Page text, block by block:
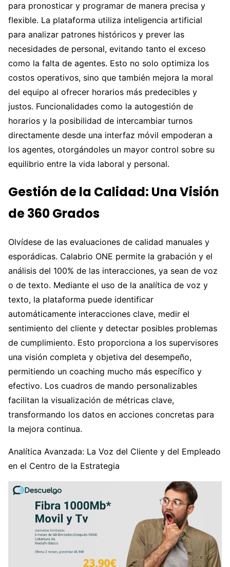
para pronosticar y programar de manera precisa y
flexible. La plataforma utiliza inteligencia artificial
para analizar patrones históricos y prever las
necesidades de personal, evitando tanto el exceso
como la falta de agentes. Esto no solo optimiza los
costos operativos, sino que también mejora la moral
del equipo al ofrecer horarios más predecibles y
justos. Funcionalidades como la autogestión de
horarios y la posibilidad de intercambiar turnos
directamente desde una interfaz móvil empoderan a
los agentes, otorgándoles un mayor control sobre su
equilibrio entre la vida laboral y personal.
Gestión de la Calidad: Una Visión
de 360 Grados
Olvídese de las evaluaciones de calidad manuales y
esporádicas. Calabrio ONE permite la grabación y el
análisis del 100% de las interacciones, ya sean de voz
o de texto. Mediante el uso de la analítica de voz y
texto, la plataforma puede identificar
automáticamente interacciones clave, medir el
sentimiento del cliente y detectar posibles problemas
de cumplimiento. Esto proporciona a los supervisores
una visión completa y objetiva del desempeño,
permitiendo un coaching mucho más específico y
efectivo. Los cuadros de mando personalizables
facilitan la visualización de métricas clave,
transformando los datos en acciones concretas para
la mejora continua.
Analítica Avanzada: La Voz del Cliente y del Empleado
en el Centro de la Estrategia